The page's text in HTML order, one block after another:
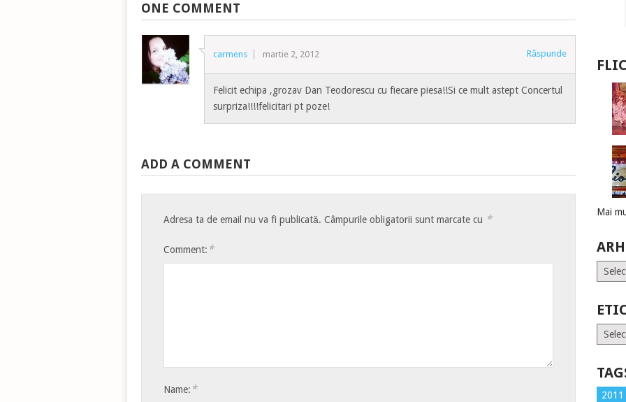
ONE COMMENT
carmens martie 2, 2012 Răspunde
Felicit echipa ,grozav Dan Teodorescu cu fiecare piesa!!Si ce mult astept Concertul
surpriza!!!!felicitari pt poze!
ADD A COMMENT
Adresa ta de email nu va fi publicată. Câmpurile obligatorii sunt marcate cu *
Comment: *
Name: *
Mai
Arhive
2011